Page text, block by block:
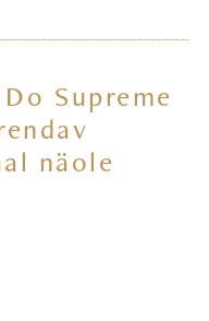
Supreme
näole